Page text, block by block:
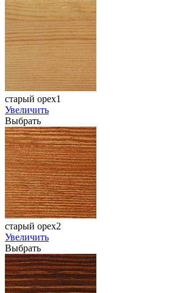
старый орех1
Увеличить
Выбрать
старый орех2
Увеличить
Выбрать